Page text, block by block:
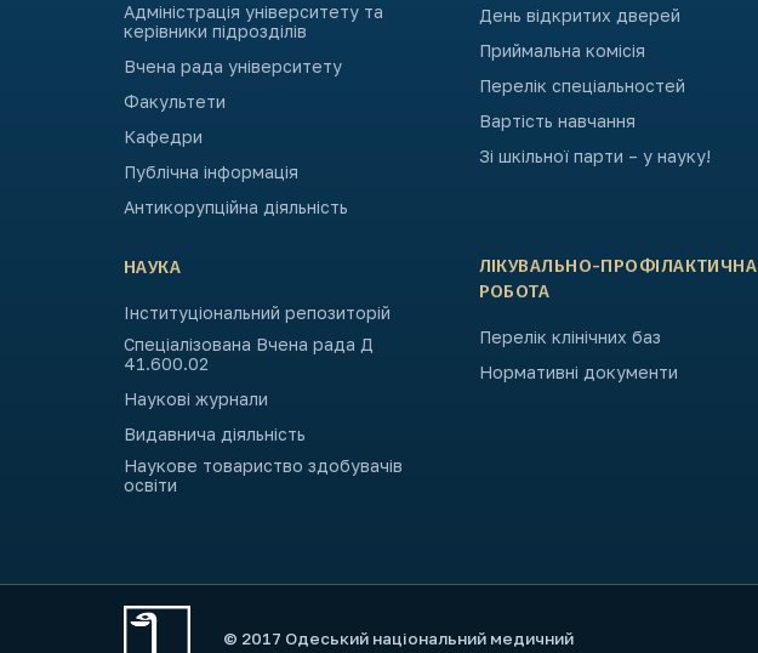
Адміністрація університету та
керівники підрозділів
Вчена рада університету
Факультети
Кафедри
Публічна інформація
Антикорупційна діяльність
День відкритих дверей
Приймальна комісія
Перелік спеціальностей
Вартість навчання
Зі шкільної парти – у науку!
НАУКА
Інституціональний репозиторій
Спеціалізована Вчена рада Д
41.600.02
Наукові журнали
Видавнича діяльність
Наукове товариство здобувачів
освіти
ЛІКУВАЛЬНО-ПРОФІЛАКТИЧНА
РОБОТА
Перелік клінічних баз
Нормативні документи
© 2017 Одеський національний медичний